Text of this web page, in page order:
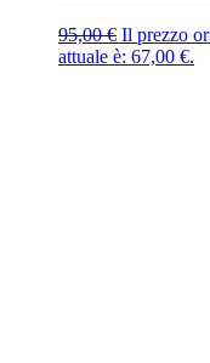
95,00€ Il prezzo
attuale è: 67,00 €.